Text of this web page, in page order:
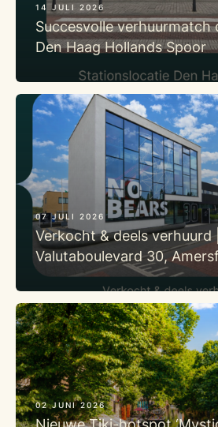
14 JULI 2026
Succesvolle verhuurmatch
Den Haag Hollands Spoor
07 JULI 2026
Verkocht & deels verhuurd
Valutaboulevard 30,
02 JUNI 2026